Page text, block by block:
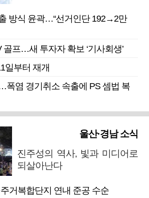
방식 윤곽…“선거인단 192→2만
골프…새 투자자 확보 ‘기사회생’
일부터 재개
폭염 경기취소 속출에 PS 셈법 복
울산·경남 소식
진주성의 역사, 빛과 미디어로
되살아난다
거복합단지 연내 준공 수순